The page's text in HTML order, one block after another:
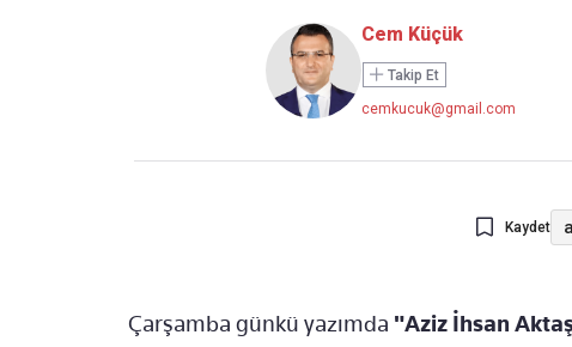
Cem Küçük
Takip Et
cemkucuk@gmail.com
Kaydet
Çarşamba günkü yazımda "Aziz İhsan